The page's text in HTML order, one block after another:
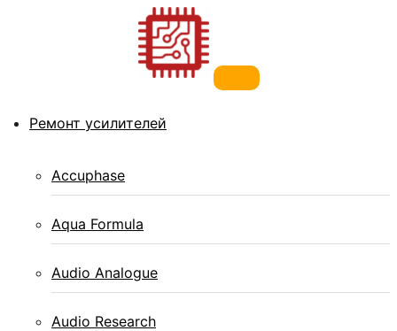
Ремонт телефонов, ноутбуков,
усилителей
усилителей звука в Санкт-Петербурге.
Ремонт усилителей
Accuphase
Aqua Formula
Audio Analogue
Audio Research